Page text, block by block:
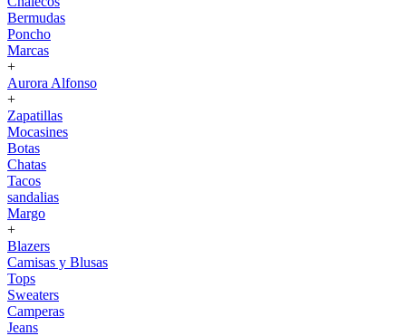
Bermudas
Poncho
Marcas
+
Aurora Alfonso
+
Zapatillas
Mocasines
Botas
Chatas
Tacos
sandalias
Margo
+
Blazers
Camisas y Blusas
Tops
Sweaters
Camperas
Jeans